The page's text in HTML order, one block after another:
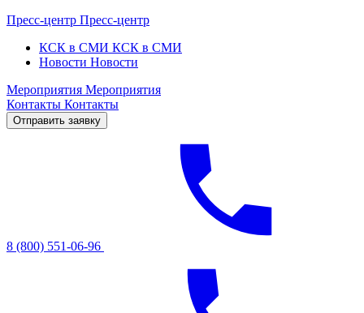
Пресс-центр Пресс-центр
КСК в СМИ КСК в СМИ
Новости Новости
Мероприятия Мероприятия
Контакты Контакты
Отправить заявку
8 (800) 551-06-96